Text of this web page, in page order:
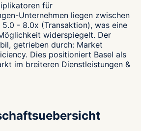
für
Unternehmen liegen zwischen
- 8.0x (Transaktion), was eine
widerspiegelt. Der
getrieben durch: Market
Dies positioniert Basel als
im breiteren Dienstleistungen &